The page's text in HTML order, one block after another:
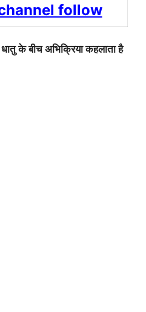
follow
के बीच अभिक्रिया कहलाता है